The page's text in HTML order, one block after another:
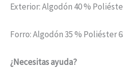
Exterior: Algodón 40 %
Forro: Algodón 35 % Poliéster
¿Necesitas ayuda?